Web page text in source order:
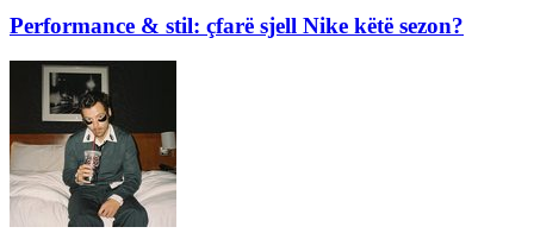
Performance & stil: çfarë sjell Nike këtë sezon?